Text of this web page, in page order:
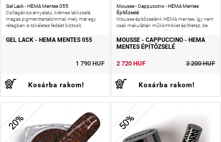
Gel Lack - HEMA Mentes 055:
Csillagánizs árnyalatú, krémes lakkzselé,
magas pigmenttartalommal, mely már egy
rétegben is tökéletes fedést biztosít.
GEL LACK - HEMA MENTES 055
1 790 HUF
Kosárba rakom!
Mousse - Cappuccino - HEMA Mentes
Építőzselé:
Mousse építőzselénk HEMA mentes, így nem
csak makulátlan műkörmöket építhetsz, de
még az allergiás reakciók kockázatát is
csökkentheted!
MOUSSE - CAPPUCCINO - HEMA
MENTES ÉPÍTŐZSELÉ
2 720 HUF 3 200 HUF
Kosárba rakom!
20% 50%